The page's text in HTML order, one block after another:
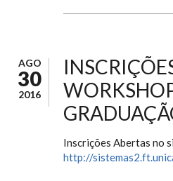
AGO
30
2016
Inscrições Abertas no
http://